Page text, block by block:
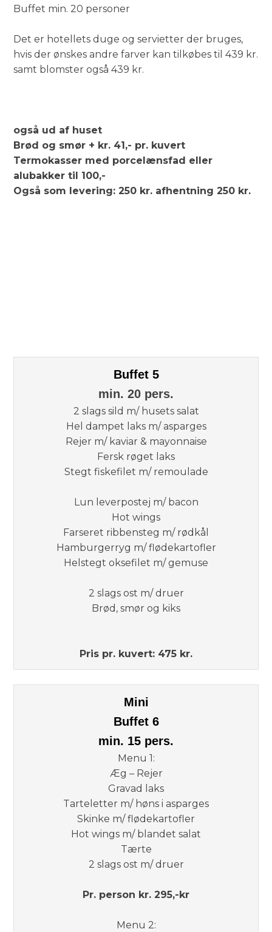
Buffet min. 20 person​er
Det er hotellets duge og servietter der bruges,
hvis der ønskes andre farver kan tilkøbes til 439 kr.
samt blomster også 439 kr.
også ud af huset
Brød og smør + kr. 41,- pr. kuvert
Termokasser med porcelænsfad eller
alubakker til 100,-
Også som levering: 250 kr. afhentning 250 kr.
Buffet 5
​min. 20 pers.
2 slags sild m/ husets salat
Hel dampet laks m/ asparges
Rejer m/ kaviar & mayonnaise
​Fersk røget laks
Stegt fiskefilet m/ remoulade
Lun leverpostej m/ bacon​
Hot wings
Farseret ribbensteg m/ rødkål
Hamburgerryg m/ flødekartofler
Helstegt oksefilet m/ gemuse
2 slags ost m/ druer
Brød, smør og kiks
Pris pr. kuvert: 475 kr.
Mini
Buffet 6
min. 15 pers.
Menu 1:
Æg – Rejer
Gravad laks
Tarteletter m/ høns i asparges
Skinke m/ flødekartofler
Hot wings m/ blandet salat
Tærte
2 slags ost m/ druer
Pr. person kr. 295,-kr
Menu 2: